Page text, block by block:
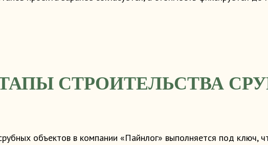
СТРОИТЕЛЬСТВА
объектов в компании «Пайнлог» выполняется под ключ,